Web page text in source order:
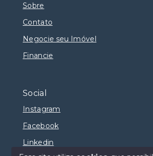
Sobre
Contato
Negocie seu Imóvel
Financie
Social
Instagram
Facebook
Linkedin